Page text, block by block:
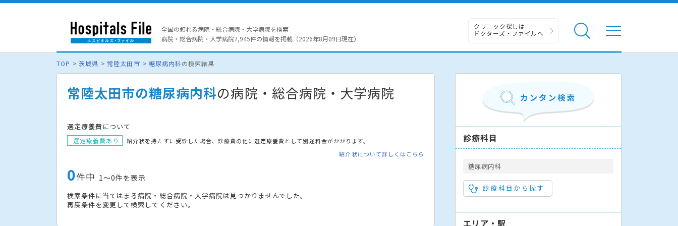
全国の頼れる病院・総合病院・大学病院を検索
病院・総合病院・大学病院7,945件の情報を掲載（2026年8月09日現在）
クリニック探しは
ドクターズ・ファイルへ
TOP 茨城県 常陸太田市 糖尿病内科の検索結果
常陸太田市の糖尿病内科の病院・総合病院・大学病院
選定療養費について
選定療養費あり
紹介状を持たずに受診した場合、診療費の他に選定療養費として別途料金がかかります。
紹介状について詳しくはこちら
0件中 1〜0件を表示
検索条件に当てはまる病院・総合病院・大学病院は見つかりませんでした。
再度条件を変更して検索してください。
診療科目
糖尿病内科
診療科目から探す
エリア・駅